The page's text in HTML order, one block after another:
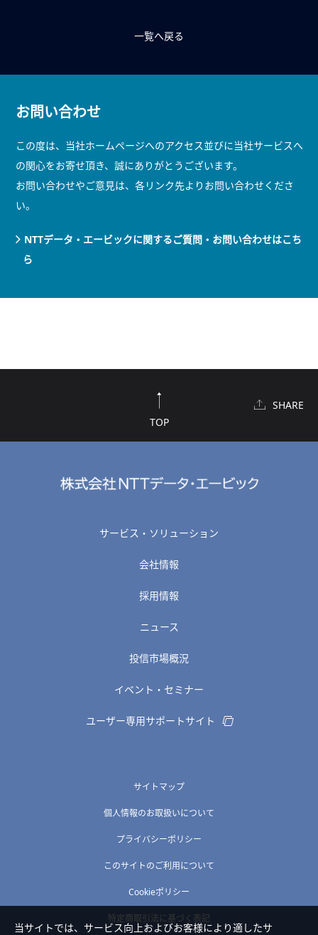
一覧へ戻る
お問い合わせ
この度は、当社ホームページへのアクセス並びに当社サービスへ
の関心をお寄せ頂き、誠にありがとうございます。
お問い合わせやご意見は、各リンク先よりお問い合わせくださ
い。
NTTデータ・エービックに関するご質問・お問い合わせはこち
ら
TOP
SHARE
サービス・ソリューション
会社情報
採用情報
ニュース
投信市場概況
イベント・セミナー
ユーザー専用サポートサイト
サイトマップ
個人情報のお取扱いについて
プライバシーポリシー
このサイトのご利用について
Cookieポリシー
特定商取引法に基づく表記
当サイトでは、サービス向上およびお客様により適したサ